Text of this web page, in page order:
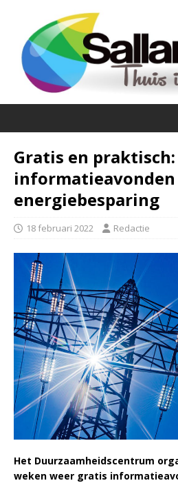
Gratis en praktisch:
energiebesparing
18 februari 2022 Redactie
Het Duurzaamheidscentrum
weken weer gratis